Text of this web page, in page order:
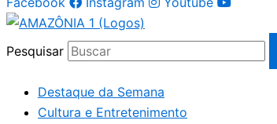
Pesquisar
Destaque da Semana
Cultura e Entretenimento